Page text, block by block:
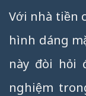
Với nhà tiền
hình dáng
này đòi hỏi
nghiệm